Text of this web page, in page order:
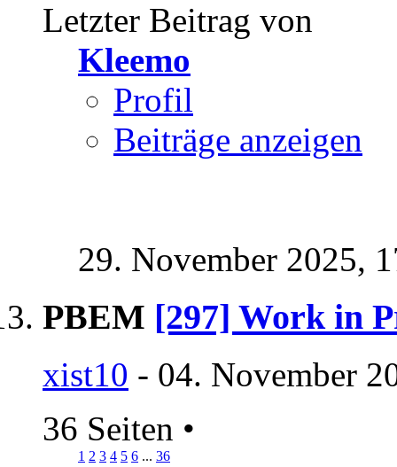
Letzter Beitrag von
Kleemo
Profil
Beiträge anzeigen
29. November 2025,
PBEM [297] Work in
xist10 - 04. November
36 Seiten •
1 2 3 4 5 6 ... 36